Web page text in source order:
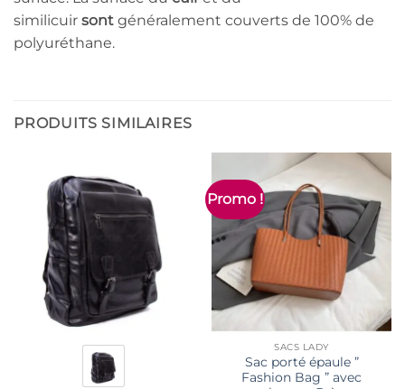
similicuir sont généralement couverts de 100% de
polyuréthane.
PRODUITS SIMILAIRES
Promo !
SACS LADY
Sac porté épaule ”
Fashion Bag ” avec